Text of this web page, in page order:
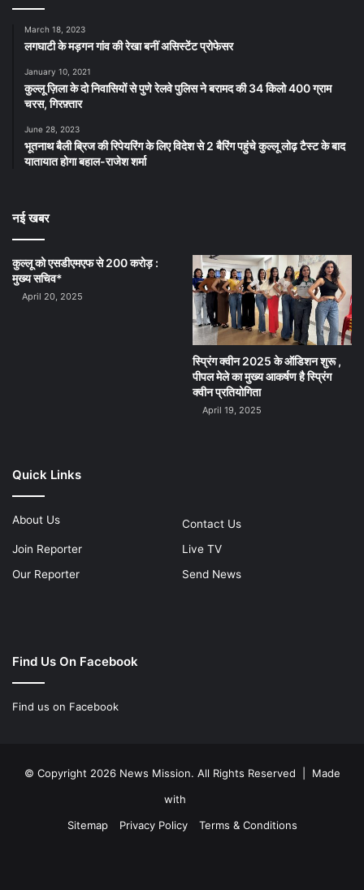
March 18, 2023
लगघाटी के मड़गन गांव की रेखा बनीं असिस्टेंट प्रोफेसर
January 10, 2021
कुल्लू ज़िला के दो निवासियों से पुणे रेलवे पुलिस ने बरामद की 34 किलो 400 ग्राम
चरस, गिरफ़्तार
June 28, 2023
भूतनाथ बैली ब्रिज की रिपेयरिंग के लिए विदेश से 2 बैरिंग पहुंचे कुल्लू लोढ़ टैस्ट के बाद
यातायात होगा बहाल-राजेश शर्मा
नई खबर
कुल्लू को एसडीएमएफ से 200 करोड़ :
मुख्य सचिव*
April 20, 2025
स्प्रिंग क्वीन 2025 के ऑडिशन शुरू ,
पीपल मेले का मुख्य आकर्षण है स्प्रिंग
क्वीन प्रतियोगिता
April 19, 2025
Quick Links
About Us
Contact Us
Join Reporter
Live TV
Our Reporter
Send News
Find Us On Facebook
Find us on Facebook
© Copyright 2026 News Mission. All Rights Reserved | Made
with
Sitemap
Privacy Policy Terms & Conditions